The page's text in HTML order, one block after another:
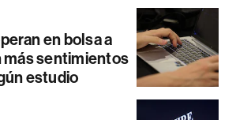
en bolsa a
más sentimientos
estudio